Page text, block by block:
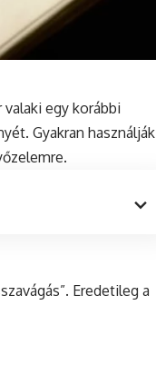
egy korábbi
Gyakran használják
Eredetileg a